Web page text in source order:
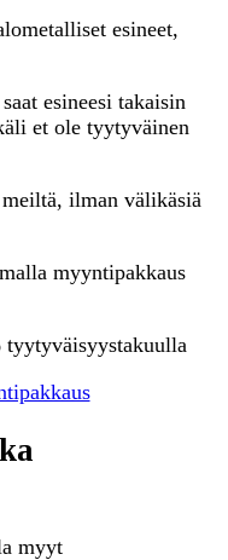
esineet,
esineesi takaisin
et ole tyytyväinen
ilman välikäsiä
myyntipakkaus
tyytyväisyystakuulla
myyt